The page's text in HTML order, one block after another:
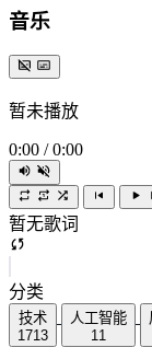
音乐
暂未播放
0:00 / 0:00
暂无歌词
分类
技术
1713
人工智能
11